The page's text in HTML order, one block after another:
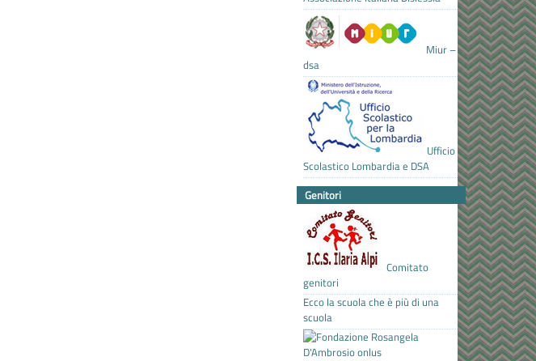
Miur –
dsa
Ufficio
Scolastico Lombardia e DSA
Genitori
Comitato
genitori
Ecco la scuola che è più di una
scuola